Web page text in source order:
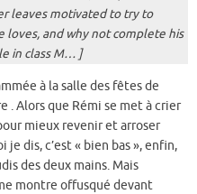
leaves motivated to try to
loves, and why not complete his
in class M… ]
à la salle des fêtes de
. Alors que Rémi se met à crier
mieux revenir et arroser
dis, c’est « bien bas », enfin,
des deux mains. Mais
montre offusqué devant